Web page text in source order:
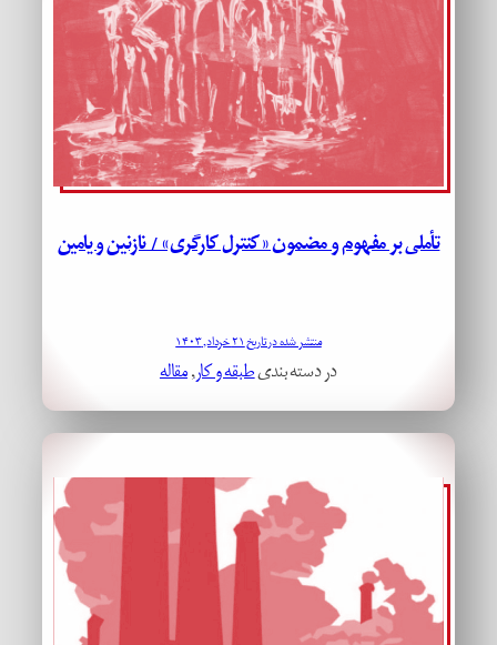
تأملی بر مفهوم و مضمون «کنترل کارگری» / نازنین و یامین
منتشر شده در تاریخ ۲۱ خرداد, ۱۴۰۳
در دسته بندیطبقه و کار, مقاله